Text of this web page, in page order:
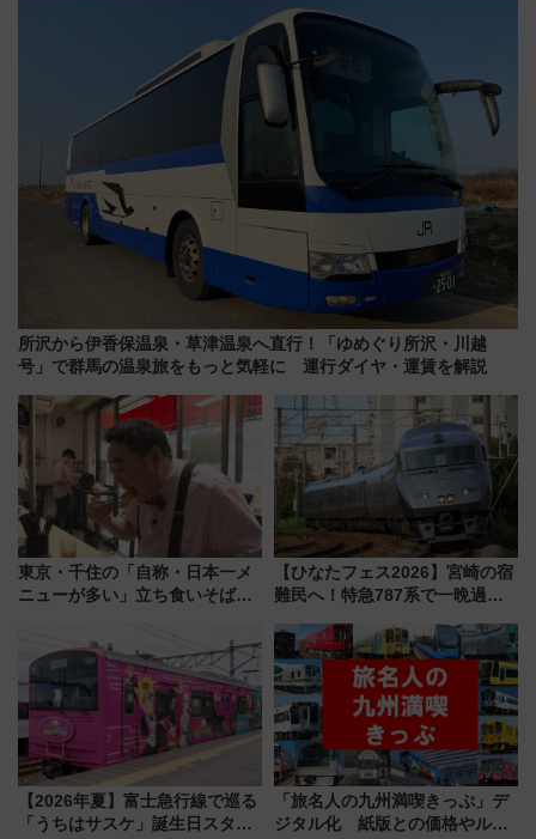
に開催決定
所沢から伊香保温泉・草津温泉へ直行！「ゆめぐり所沢・川越
号」で群馬の温泉旅をもっと気軽に 運行ダイヤ・運賃を解説
東京・千住の「自称・日本一メ
ニューが多い」立ち食いそば屋
地のふらっと立ち食いそば』
7/27夜10時～放送
【ひなたフェス2026】宮崎の宿
難民へ！特急787系で一晩過ご
ローおひさま」が救世主に？
【2026年夏】富士急行線で巡る
「うちはサスケ」誕生日スタン
「旅名人の九州満喫きっぷ」デ
ジタル化 紙版との価格やルー